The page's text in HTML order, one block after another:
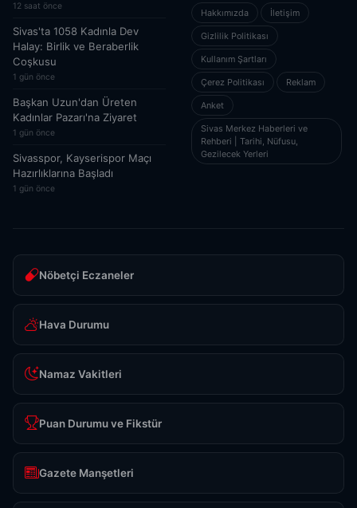
12 saat önce
Sivas'ta 1058 Kadınla Dev
Halay: Birlik ve Beraberlik
Coşkusu
1 gün önce
Başkan Uzun'dan Üreten
Kadınlar Pazarı'na Ziyaret
1 gün önce
Sivasspor, Kayserispor Maçı
Hazırlıklarına Başladı
1 gün önce
Hakkımızda İletişim
Gizlilik Politikası
Kullanım Şartları
Çerez Politikası Reklam
Anket
Sivas Merkez Haberleri ve
Rehberi | Tarihi, Nüfusu,
Gezilecek Yerleri
Nöbetçi Eczaneler
Hava Durumu
Namaz Vakitleri
Puan Durumu ve Fikstür
Gazete Manşetleri